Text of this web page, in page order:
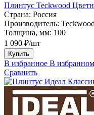
Плинтус Teckwood
Страна: Россия
Производитель: Teckwood
Толщина, мм: 100
1 090 ₽/шт
Купить
В избранное В избранном
Сравнить